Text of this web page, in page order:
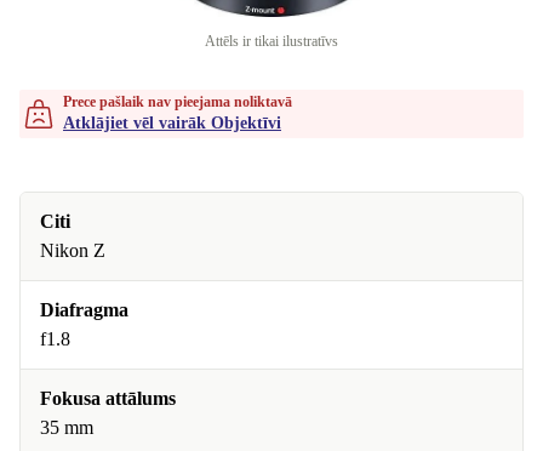
Attēls ir tikai ilustratīvs
Prece pašlaik nav pieejama noliktavā
Atklājiet vēl vairāk Objektīvi
Citi
Nikon Z
Diafragma
f1.8
Fokusa attālums
35 mm